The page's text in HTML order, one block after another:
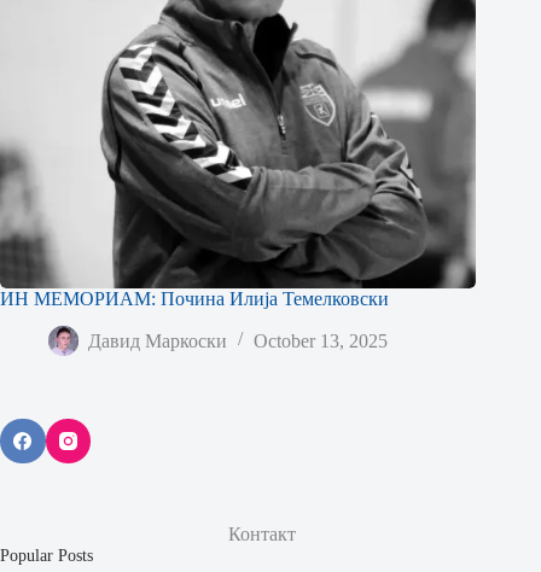
ИН МЕМОРИАМ: Почина Илија Темелковски
Давид Маркоски October 13, 2025
Контакт
Popular Posts